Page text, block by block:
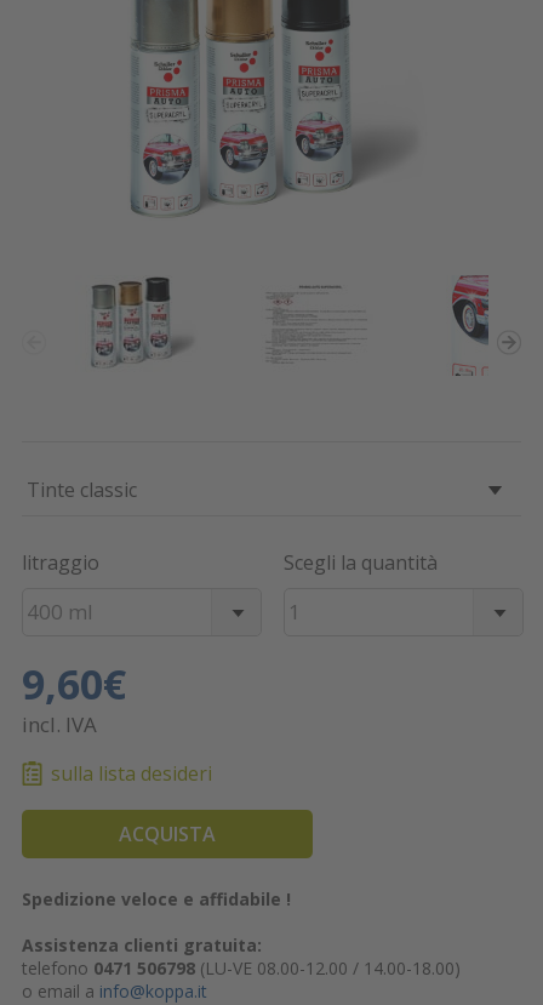
Tinte classic
litraggio
400 ml
Scegli la quantità
1
9,60€
incl. IVA
sulla lista desideri
ACQUISTA
Spedizione veloce e affidabile !
Assistenza clienti gratuita:
telefono 0471 506798(LU-VE 08.00-12.00 / 14.00-18.00)
o email a info@koppa.it